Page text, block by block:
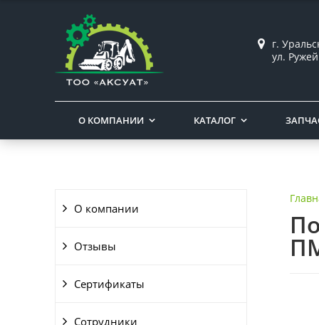
г.
ул.
О КОМПАНИИ КАТАЛОГ
О компании
Отзывы
Сертификаты
Сотрудники